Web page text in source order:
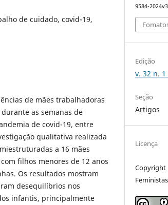
de cuidado, covid-19,
de mães trabalhadoras
as semanas de
de covid-19, entre
qualitativa realizada
a 16 mães
filhos menores de 12 anos
Os resultados mostram
desequilíbrios nos
infantis, principalmente
9584-
Edição
v. 32 n. 1
Seção
Artigos
Licença
Copyright
Feministas